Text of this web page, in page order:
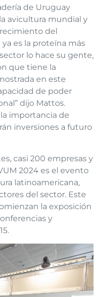
de Uruguay
avicultura mundial y
del
es la proteína más
lo hace su gente,
que tiene la
en este
de poder
dijo Mattos.
importancia de
inversiones a futuro
casi 200 empresas y
2024 es el evento
latinoamericana,
del sector. Este
la exposición
y